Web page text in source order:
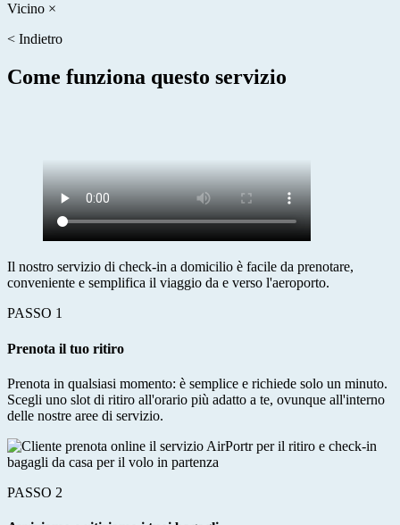
Vicino ×
< Indietro
Come funziona questo servizio
Il nostro servizio di check-in a domicilio è facile da prenotare,
conveniente e semplifica il viaggio da e verso l'aeroporto.
PASSO 1
Prenota il tuo ritiro
Prenota in qualsiasi momento: è semplice e richiede solo un minuto.
Scegli uno slot di ritiro all'orario più adatto a te, ovunque all'interno
delle nostre aree di servizio.
PASSO 2